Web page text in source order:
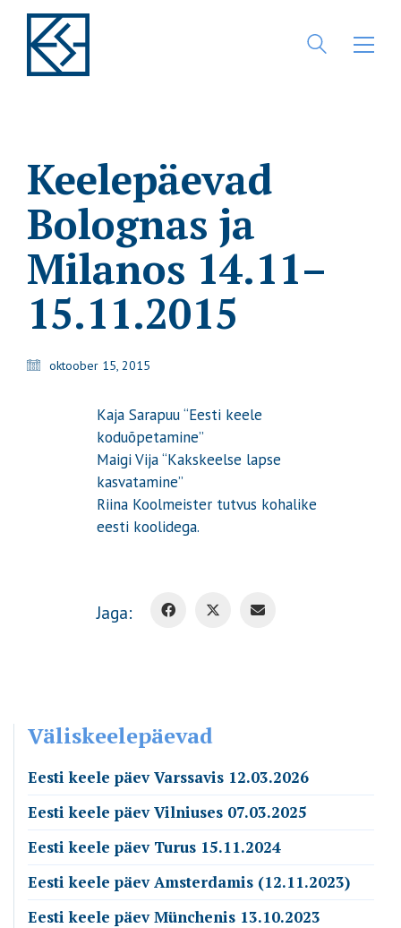
Keelepäevad
Bolognas ja
Milanos 14.11–
15.11.2015
oktoober 15, 2015
Kaja Sarapuu “Eesti keele
koduõpetamine”
Maigi Vija “Kakskeelse lapse
kasvatamine”
Riina Koolmeister tutvus kohalike
eesti koolidega.
Jaga:
Väliskeelepäevad
Eesti keele päev Varssavis 12.03.2026
Eesti keele päev Vilniuses 07.03.2025
Eesti keele päev Turus 15.11.2024
Eesti keele päev Amsterdamis (12.11.2023)
Eesti keele päev Münchenis 13.10.2023